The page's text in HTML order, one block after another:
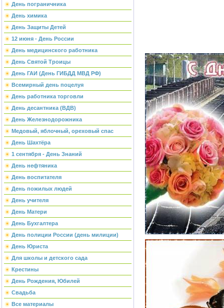
День пограничника
День химика
День Защиты Детей
12 июня - День России
День медицинского работника
День Святой Троицы
День ГАИ (День ГИБДД МВД РФ)
Всемирный день поцелуя
День работника торговли
День десантника (ВДВ)
День Железнодорожника
Медовый, яблочный, ореховый спас
День Шахтёра
1 сентября - День Знаний
День нефтяника
День воспитателя
День пожилых людей
День учителя
День Матери
День Бухгалтера
День полиции России (день милиции)
День Юриста
Для школы и детского сада
Крестины
День Рождения, Юбилей
Свадьба
Все материалы